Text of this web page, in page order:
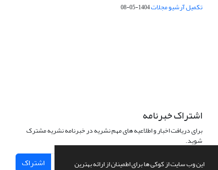
این وب سایت از کوکی ها برای اطمینان از ارائه بهترین
تکمیل آرشیو مجلات1404-05-08
اشتراک خبرنامه
برای دریافت اخبار و اطلاعیه های مهم نشریه در خبرنامه نشریه مشترک
شوید.
اشتراک